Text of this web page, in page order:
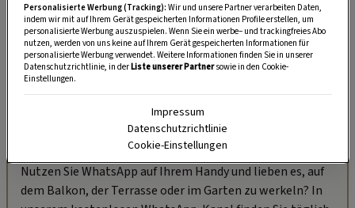
„Servus Garten“ auf WhatsApp
Nutzen Sie WhatsApp auf Ihrem Handy und lieben es, auf
dem Balkon, der Terrasse oder im Garten zu werkeln? In
Personalisierte Werbung (Tracking): Wir und unsere Partner verarbeiten Daten,
indem wir mit auf Ihrem Gerät gespeicherten Informationen Profile erstellen, um
personalisierte Werbung auszuspielen. Wenn Sie ein werbe– und trackingfreies Abo
nutzen, werden von uns keine auf Ihrem Gerät gespeicherten Informationen für
personalisierte Werbung verwendet. Weitere Informationen finden Sie in unserer
Datenschutzrichtlinie, in derListe unserer Partnersowie in den Cookie-
Einstellungen.
Impressum
Datenschutzrichtlinie
Cookie-Einstellungen